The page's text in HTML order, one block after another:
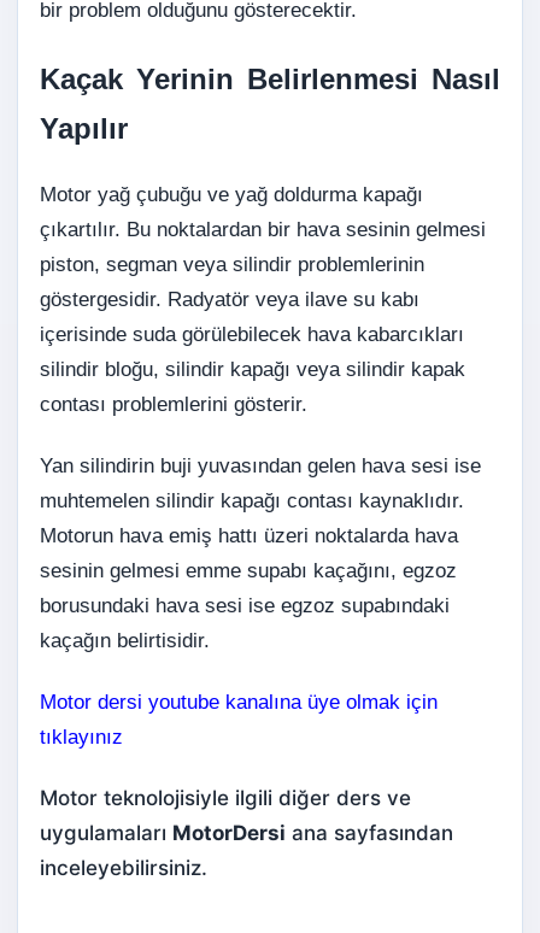
bir problem olduğunu gösterecektir.
Kaçak Yerinin Belirlenmesi Nasıl
Yapılır
Motor yağ çubuğu ve yağ doldurma kapağı
çıkartılır. Bu noktalardan bir hava sesinin gelmesi
piston, segman veya silindir problemlerinin
göstergesidir. Radyatör veya ilave su kabı
içerisinde suda görülebilecek hava kabarcıkları
silindir bloğu, silindir kapağı veya silindir kapak
contası problemlerini gösterir.
Yan silindirin buji yuvasından gelen hava sesi ise
muhtemelen silindir kapağı contası kaynaklıdır.
Motorun hava emiş hattı üzeri noktalarda hava
sesinin gelmesi emme supabı kaçağını, egzoz
borusundaki hava sesi ise egzoz supabındaki
kaçağın belirtisidir.
Motor dersi youtube kanalına üye olmak için
tıklayınız
Motor teknolojisiyle ilgili diğer ders ve
uygulamaları MotorDersi ana sayfasından
inceleyebilirsiniz.